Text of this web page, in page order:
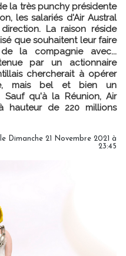
la très punchy présidente
les salariés d'Air Austral
La raison réside
que souhaitent leur faire
la compagnie avec...
par un actionnaire
chercherait à opérer
mais bel et bien un
Sauf qu'à la Réunion, Air
hauteur de 220 millions
le Dimanche 21 Novembre 2021 à
23:45